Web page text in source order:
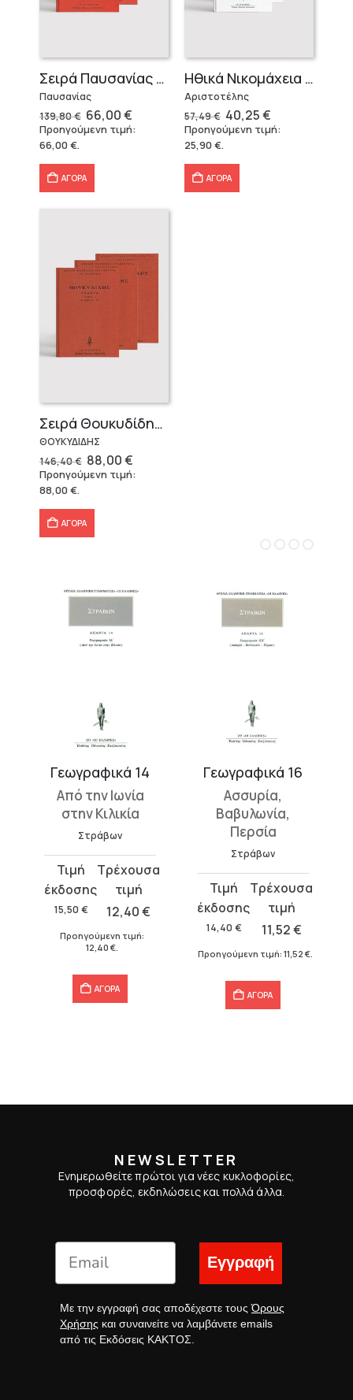
Σειρά Παυσανίας – Δεμένο (3 τόμοι)
Παυσανίας
139,80€ Original
price
was:
66,00€Η
τρέχουσα
τιμή
Προηγούμενη τιμή:
66,00€.
ΑΓΟΡΑ
Ηθικά Νικομάχεια (3 τόμοι)
Αριστοτέλης
57,49€ Original
price
was:
40,25€Η
τρέχουσα
τιμή
Προηγούμενη τιμή:
25,90€.
ΑΓΟΡΑ
Σειρά Θουκυδίδης – Δεμένο (4 τόμοι)
ΘΟΥΚΥΔΙΔΗΣ
146,40€ Original
price
was:
88,00€Η
τρέχουσα
τιμή
Προηγούμενη τιμή:
88,00€.
ΑΓΟΡΑ
Γεωγραφικά 14
Από την Ιωνία
στην Κιλικία
Στράβων
15,50 €
Original
price
was:
12,40€
τρέχουσα
τιμή
12,40 €.
Προηγούμενη τιμή:
12,40 €
ΑΓΟΡΑ
Γεωγραφικά 16
Ασσυρία,
Βαβυλωνία,
Περσία
Στράβων
14,40 €
Original
price
was:
14,40 €.
11,52€
τρέχουσα
τιμή
Προηγούμενη τιμή: 11,52 €.
ΑΓΟΡΑ
NEWSLETTER
Ενημερωθείτε πρώτοι για νέες κυκλοφορίες,
προσφορές, εκδηλώσεις και πολλά άλλα.
Εγγραφή
Με την εγγραφή σας αποδέχεστε τουςΌρους
Χρήσης και συναινείτε να λαμβάνετε emails
από τις Εκδόσεις ΚΑΚΤΟΣ.